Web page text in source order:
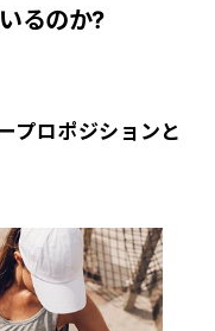
るのか?
プロポジションと